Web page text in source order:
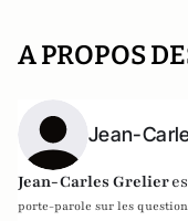
A PROPOS
Jean-
Jean-Carles Grelier
porte-parole sur les